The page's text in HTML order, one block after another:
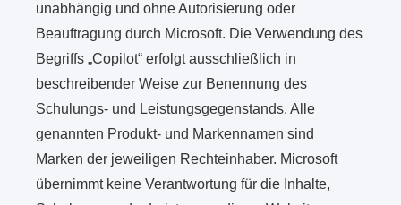
unabhängig und ohne Autorisierung oder
Beauftragung durch Microsoft. Die Verwendung des
Begriffs „Copilot“ erfolgt ausschließlich in
beschreibender Weise zur Benennung des
Schulungs- und Leistungsgegenstands. Alle
genannten Produkt- und Markennamen sind
Marken der jeweiligen Rechteinhaber. Microsoft
übernimmt keine Verantwortung für die Inhalte,